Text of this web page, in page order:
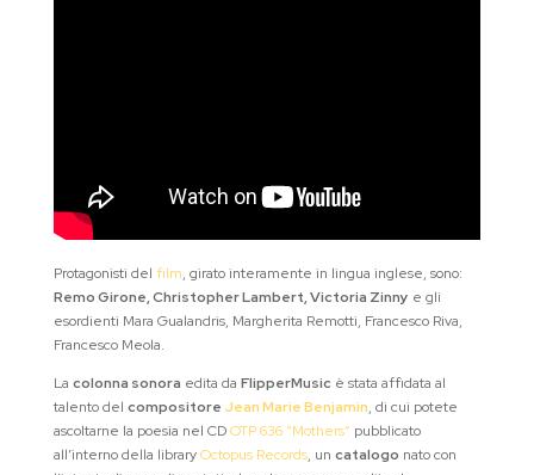
Protagonisti del film, girato interamente in lingua inglese, sono:
Remo Girone, Christopher Lambert, Victoria Zinny e gli
esordienti Mara Gualandris, Margherita Remotti, Francesco Riva,
Francesco Meola.
La colonna sonora edita da FlipperMusic è stata affidata al
talento del compositore Jean Marie Benjamin, di cui potete
ascoltarne la poesia nel CDOTP 636 “Mothers” pubblicato
all’interno della libraryOctopus Records, un catalogo nato con